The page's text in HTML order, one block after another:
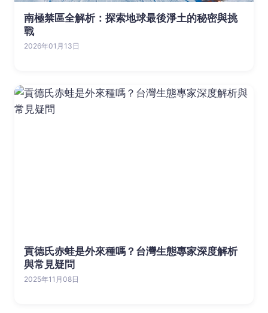
南極禁區全解析：探索地球最後淨土的秘密與挑
戰
2026年01月13日
貢德氏赤蛙是外來種嗎？台灣生態專家深度解析
與常見疑問
2025年11月08日